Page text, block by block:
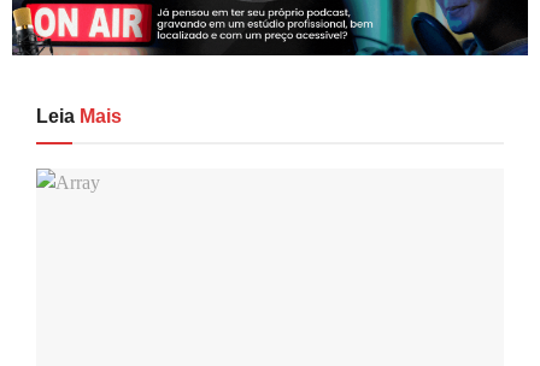
Leia Mais